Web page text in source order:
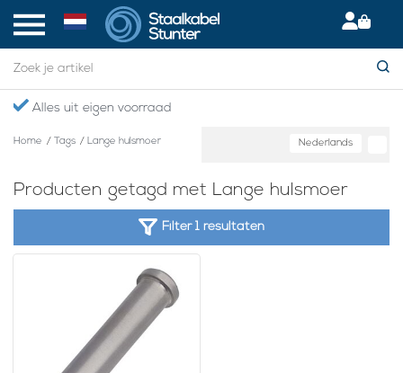
Alles uit eigen voorraad
Home / Tags / Lange hulsmoer Nederlands
Producten getagd met Lange hulsmoer
Filter 1 resultaten